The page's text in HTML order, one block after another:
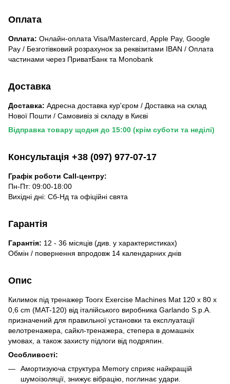
Оплата
Оплата: Онлайн-оплата Visa/Mastercard, Apple Pay, Google
Pay / Безготівковий розрахунок за реквізитами IBAN / Оплата
частинами через ПриватБанк та Monobank
Доставка
Доставка: Адресна доставка кур'єром / Доставка на склад
Нової Пошти / Самовивіз зі складу в Києві
Відправка товару щодня до 15:00 (крім суботи та неділі)
Консультація +38 (097) 977-07-17
Графік роботи Call-центру:
Пн-Пт: 09:00-18:00
Вихідні дні: Сб-Нд та офіційні свята
Гарантія
Гарантія: 12 - 36 місяців (див. у характеристиках)
Обмін / повернення впродовж 14 календарних днів
Опис
Килимок під тренажер Toorx Exercise Machines Mat 120 x 80 x
0,6 cm (MAT-120) від італійського виробника Garlando S.p.A.
призначений для правильної установки та експлуатації
велотренажера, сайкл-тренажера, степера в домашніх
умовах, а також захисту підлоги від подряпин.
Особливості:
Амортизуюча структура Memory сприяє найкращій
шумоізоляції, знижує вібрацію, поглинає удари.